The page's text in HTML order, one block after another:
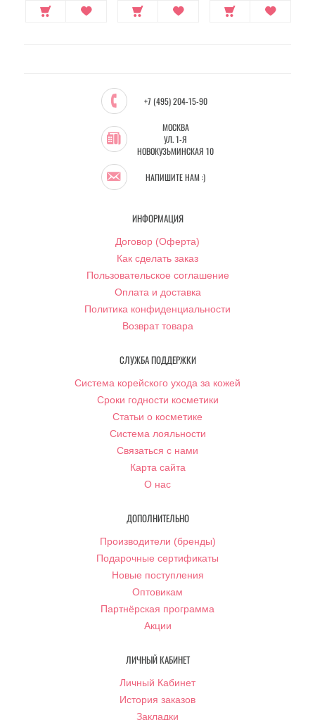
+7 (495) 204-15-90
МОСКВА
УЛ. 1-Я
НОВОКУЗЬМИНСКАЯ 10
НАПИШИТЕ НАМ :)
ИНФОРМАЦИЯ
Договор (Оферта)
Как сделать заказ
Пользовательское соглашение
Оплата и доставка
Политика конфиденциальности
Возврат товара
СЛУЖБА ПОДДЕРЖКИ
Система корейского ухода за кожей
Сроки годности косметики
Статьи о косметике
Система лояльности
Связаться с нами
Карта сайта
О нас
ДОПОЛНИТЕЛЬНО
Производители (бренды)
Подарочные сертификаты
Новые поступления
Оптовикам
Партнёрская программа
Акции
ЛИЧНЫЙ КАБИНЕТ
Личный Кабинет
История заказов
Закладки